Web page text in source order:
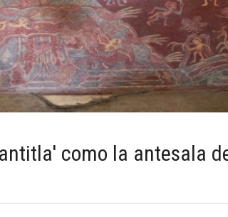
como la antesala